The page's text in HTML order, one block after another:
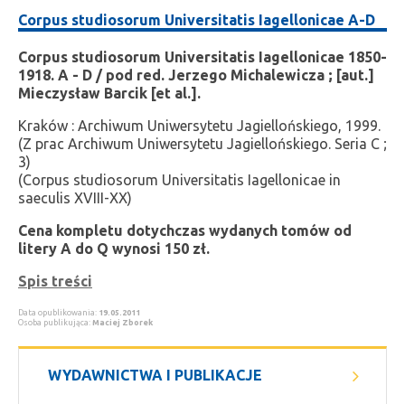
WYDAWNICTWA I PUBLIKACJE
Corpus studiosorum Universitatis Iagellonicae A-D
Corpus studiosorum Universitatis Iagellonicae 1850-
1918. A - D / pod red. Jerzego Michalewicza ; [aut.]
Mieczysław Barcik [et al.].
Kraków : Archiwum Uniwersytetu Jagiellońskiego, 1999.
(Z prac Archiwum Uniwersytetu Jagiellońskiego. Seria C ;
3)
(Corpus studiosorum Universitatis Iagellonicae in
saeculis XVIII-XX)
Cena kompletu dotychczas wydanych tomów od
litery A do Q wynosi 150 zł.
Spis treści
Data opublikowania: 19.05.2011
Osoba publikująca: Maciej Zborek